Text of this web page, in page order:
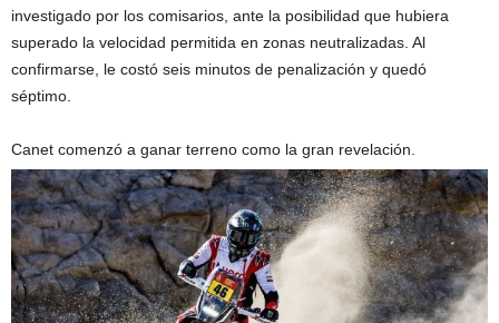
investigado por los comisarios, ante la posibilidad que hubiera
superado la velocidad permitida en zonas neutralizadas. Al
confirmarse, le costó seis minutos de penalización y quedó
séptimo.
Canet comenzó a ganar terreno como la gran revelación.